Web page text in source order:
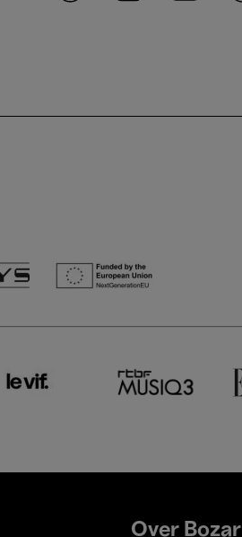
Footer
Over Bozar